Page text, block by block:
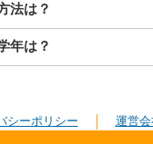
法は？
年は？
シーポリシー 運営会